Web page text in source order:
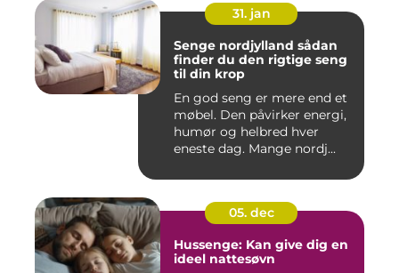
31. jan
Senge nordjylland sådan
finder du den rigtige seng
til din krop
En god seng er mere end et
møbel. Den påvirker energi,
humør og helbred hver
eneste dag. Mange nordj...
05. dec
Hussenge: Kan give dig en
ideel nattesøvn